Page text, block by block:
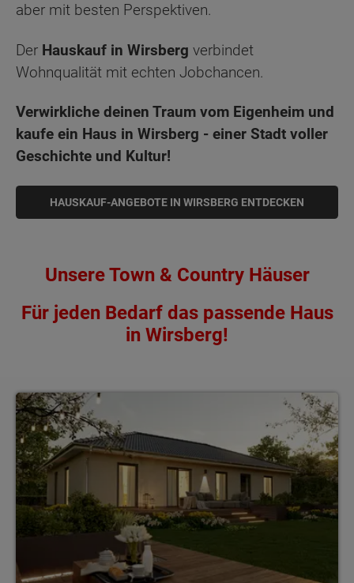
aber mit besten Perspektiven.
Der Hauskauf in Wirsberg verbindet
Wohnqualität mit echten Jobchancen.
Verwirkliche deinen Traum vom Eigenheim und
kaufe ein Haus in Wirsberg - einer Stadt voller
Geschichte und Kultur!
HAUSKAUF-ANGEBOTE IN WIRSBERG ENTDECKEN
Unsere Town & Country Häuser
Für jeden Bedarf das passende Haus
in Wirsberg!
Bungalows